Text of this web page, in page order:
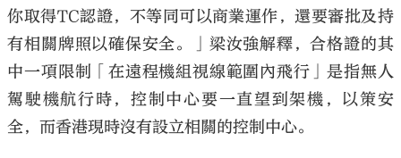
你取得TC認證，不等同可以商業運作，還要審批及持
有相關牌照以確保安全。」梁汝強解釋，合格證的其
中一項限制「在遠程機組視線範圍內飛行」是指無人
駕駛機航行時，控制中心要一直望到架機，以策安
全，而香港現時沒有設立相關的控制中心。